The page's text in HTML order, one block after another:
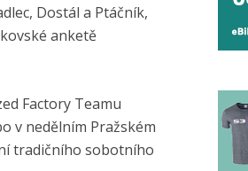
Dostál a Ptáčník,
anketě
Factory Teamu
v nedělním Pražském
tradičního sobotního